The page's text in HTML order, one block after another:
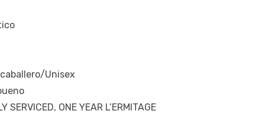
Unisex
SERVICED, ONE YEAR L’ERMITAGE